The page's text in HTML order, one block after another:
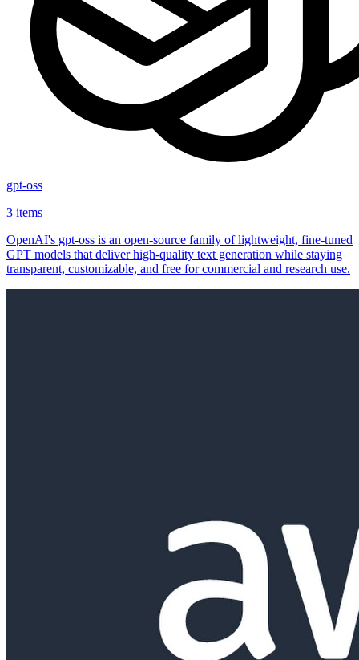
gpt-oss
3 items
OpenAI's gpt-oss is an open‑source family of lightweight, fine‑tuned
GPT models that deliver high‑quality text generation while staying
transparent, customizable, and free for commercial and research use.